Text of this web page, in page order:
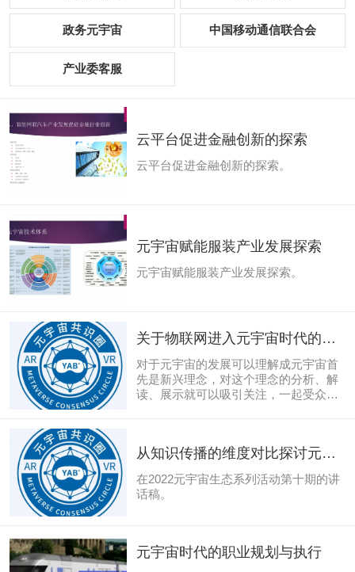
政务元宇宙 中国移动通信联合会
产业委客服
云平台促进金融创新的探索
云平台促进金融创新的探索。
元宇宙赋能服装产业发展探索
元宇宙赋能服装产业发展探索。
关于物联网进入元宇宙时代的基
础与发展思考
对于元宇宙的发展可以理解成元宇宙首
先是新兴理念，对这个理念的分析、解
读、展示就可以吸引关注，一起受众关
升企业的实力，从而 提升企业的竞争
从知识传播的维度对比探讨元宇
宙
在2022元宇宙生态系列活动第十期的讲
话稿。
元宇宙时代的职业规划与执行